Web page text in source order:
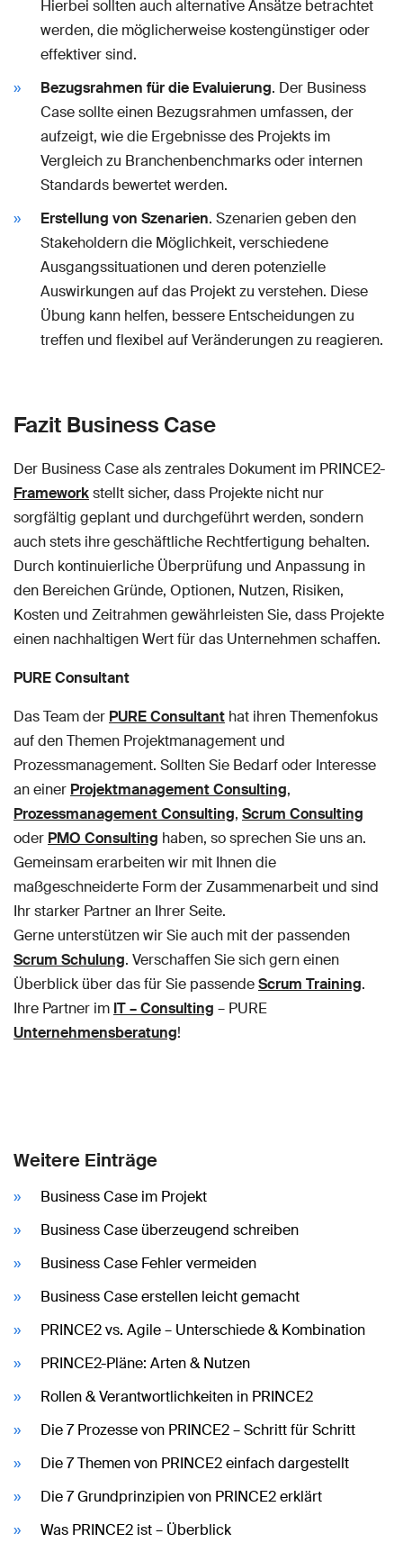
Hierbei sollten auch alternative Ansätze betrachtet
werden, die möglicherweise kostengünstiger oder
effektiver sind.
Bezugsrahmen für die Evaluierung. Der Business
Case sollte einen Bezugsrahmen umfassen, der
aufzeigt, wie die Ergebnisse des Projekts im
Vergleich zu Branchenbenchmarks oder internen
Standards bewertet werden.
Erstellung von Szenarien. Szenarien geben den
Stakeholdern die Möglichkeit, verschiedene
Ausgangssituationen und deren potenzielle
Auswirkungen auf das Projekt zu verstehen. Diese
Übung kann helfen, bessere Entscheidungen zu
treffen und flexibel auf Veränderungen zu reagieren.
Fazit Business Case
Der Business Case als zentrales Dokument im PRINCE2-
Frameworkstellt sicher, dass Projekte nicht nur
sorgfältig geplant und durchgeführt werden, sondern
auch stets ihre geschäftliche Rechtfertigung behalten.
Durch kontinuierliche Überprüfung und Anpassung in
den Bereichen Gründe, Optionen, Nutzen, Risiken,
Kosten und Zeitrahmen gewährleisten Sie, dass Projekte
einen nachhaltigen Wert für das Unternehmen schaffen.
PURE Consultant
Das Team der PURE Consultant hat ihren Themenfokus
auf den Themen Projektmanagement und
Prozessmanagement. Sollten Sie Bedarf oder Interesse
an einer Projektmanagement Consulting,
Prozessmanagement Consulting, Scrum Consulting
oder PMO Consulting haben, so sprechen Sie uns an.
Gemeinsam erarbeiten wir mit Ihnen die
maßgeschneiderte Form der Zusammenarbeit und sind
Ihr starker Partner an Ihrer Seite.
Gerne unterstützen wir Sie auch mit der passenden
Scrum Schulung. Verschaffen Sie sich gern einen
Überblick über das für Sie passendeScrum Training.
Ihre Partner im IT – Consulting – PURE
Unternehmensberatung!
Weitere Einträge
Business Case im Projekt
Business Case überzeugend schreiben
Business Case Fehler vermeiden
Business Case erstellen leicht gemacht
PRINCE2 vs. Agile – Unterschiede & Kombination
PRINCE2-Pläne: Arten & Nutzen
Rollen & Verantwortlichkeiten in PRINCE2
Die 7 Prozesse von PRINCE2 – Schritt für Schritt
Die 7 Themen von PRINCE2 einfach dargestellt
Die 7 Grundprinzipien von PRINCE2 erklärt
Was PRINCE2 ist – Überblick